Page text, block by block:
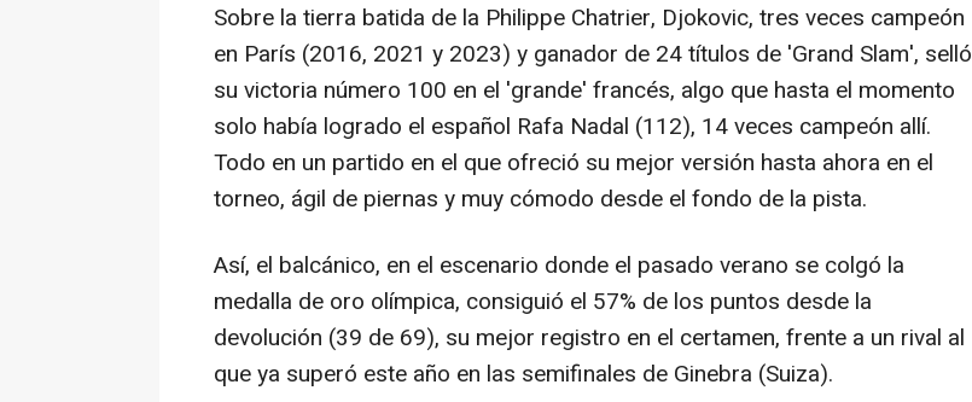
Sobre la tierra batida de la Philippe Chatrier, Djokovic, tres veces campeón
en París (2016, 2021 y 2023) y ganador de 24 títulos de 'Grand Slam', selló
su victoria número 100 en el 'grande' francés, algo que hasta el momento
solo había logrado el español Rafa Nadal (112), 14 veces campeón allí.
Todo en un partido en el que ofreció su mejor versión hasta ahora en el
torneo, ágil de piernas y muy cómodo desde el fondo de la pista.
Así, el balcánico, en el escenario donde el pasado verano se colgó la
medalla de oro olímpica, consiguió el 57% de los puntos desde la
devolución (39 de 69), su mejor registro en el certamen, frente a un rival al
que ya superó este año en las semifinales de Ginebra (Suiza).